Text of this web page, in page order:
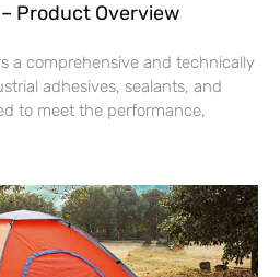
Product Overview
a comprehensive and technically
adhesives, sealants, and
to meet the performance,